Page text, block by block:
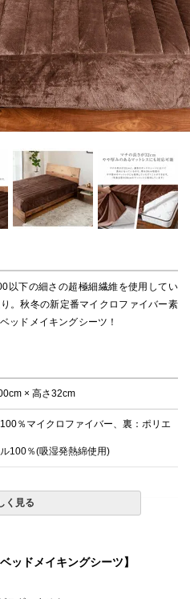
以下の細さの超極細繊維を使用してい
。秋冬の新定番マイクロファイバー素
ッドメイキングシーツ！
× 高さ32cm
％マイクロファイバー、裏：ポリエ
100％(吸湿発熱綿使用)
けとなります。
ましたら、梱包材に著しい破れや、箱
く見る
ッドメイキングシーツ】